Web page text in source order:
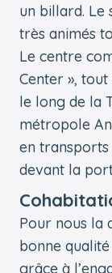
un billard.
très animés
Le centre
Center », tout
le long de la
métropole
en
devant la
Pour nous la
bonne
grâce à